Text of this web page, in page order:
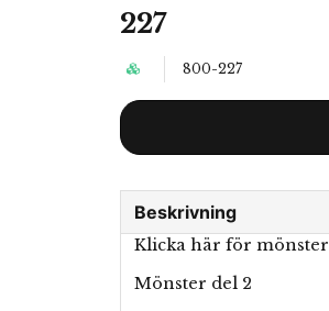
227
800-227
Beskrivning
Klicka här för mönster
Mönster del 2